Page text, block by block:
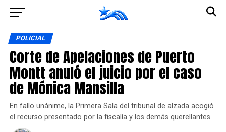
POLICIAL
Corte de Apelaciones de Puerto
Montt anuló el juicio por el caso
de Mónica Mansilla
En fallo unánime, la Primera Sala del tribunal de alzada acogió
el recurso presentado por la fiscalía y los demás querellantes.
Ir a la versión móvil